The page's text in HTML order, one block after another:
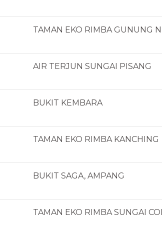
TAMAN EKO RIMBAGUNUNG
AIR TERJUN SUNGAI PISANG
BUKIT KEMBARA
TAMAN EKO RIMBA KANCHING
BUKIT SAGA, AMPANG
TAMAN EKO RIMBA SUNGAI